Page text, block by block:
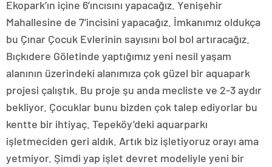
Ekopark’ın içine 6’ıncısını yapacağız. Yenişehir
Mahallesine de 7’incisini yapacağız. İmkanımız oldukça
bu Çınar Çocuk Evlerinin sayısını bol bol artıracağız.
Bıçkıdere Göletinde yaptığımız yeni nesil yaşam
alanının üzerindeki alanımıza çok güzel bir aquapark
projesi çalıştık. Bu proje şu anda mecliste ve 2-3 aydır
bekliyor. Çocuklar bunu bizden çok talep ediyorlar bu
kentte bir ihtiyaç. Tepeköy’deki aquarparkı
işletmeciden geri aldık. Artık biz işletiyoruz orayı ama
yetmiyor. Şimdi yap işlet devret modeliyle yeni bir